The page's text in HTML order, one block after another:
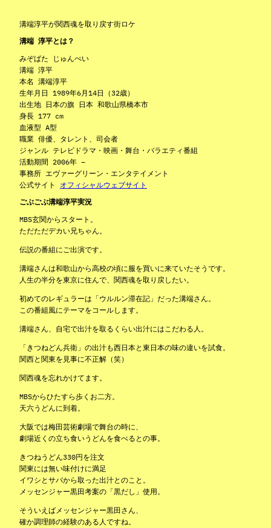
溝端淳平が関西魂を取り戻す街ロケ
溝端 淳平とは？
みぞばた じゅんぺい
溝端 淳平
本名 溝端淳平
生年月日 1989年6月14日（32歳）
出生地 日本の旗 日本 和歌山県橋本市
身長 177 cm
血液型 A型
職業 俳優、タレント、司会者
ジャンル テレビドラマ・映画・舞台・バラエティ番組
活動期間 2006年 –
事務所 エヴァーグリーン・エンタテイメント
公式サイト オフィシャルウェブサイト
ごぶごぶ溝端淳平実況
MBS玄関からスタート。
ただただデカい兄ちゃん。
伝説の番組にご出演です。
溝端さんは和歌山から高校の頃に服を買いに来ていたそうです。
人生の半分を東京に住んで、関西魂を取り戻したい。
初めてのレギュラーは「ウルルン滞在記」だった溝端さん。
この番組風にテーマをコールします。
溝端さん、自宅で出汁を取るくらい出汁にはこだわる人。
「きつねどん兵衛」の出汁も西日本と東日本の味の違いを試食。
関西と関東を見事に不正解（笑）
関西魂を忘れかけてます。
MBSからひたすら歩くお二方。
天六うどんに到着。
大阪では梅田芸術劇場で舞台の時に、
劇場近くの立ち食いうどんを食べるとの事。
きつねうどん330円を注文
関東には無い味付けに満足
イワシとサバから取った出汁とのこと。
メッセンジャー黒田考案の「黒だし」使用。
そういえばメッセンジャー黒田さん、
確か調理師の経験のある人ですね。